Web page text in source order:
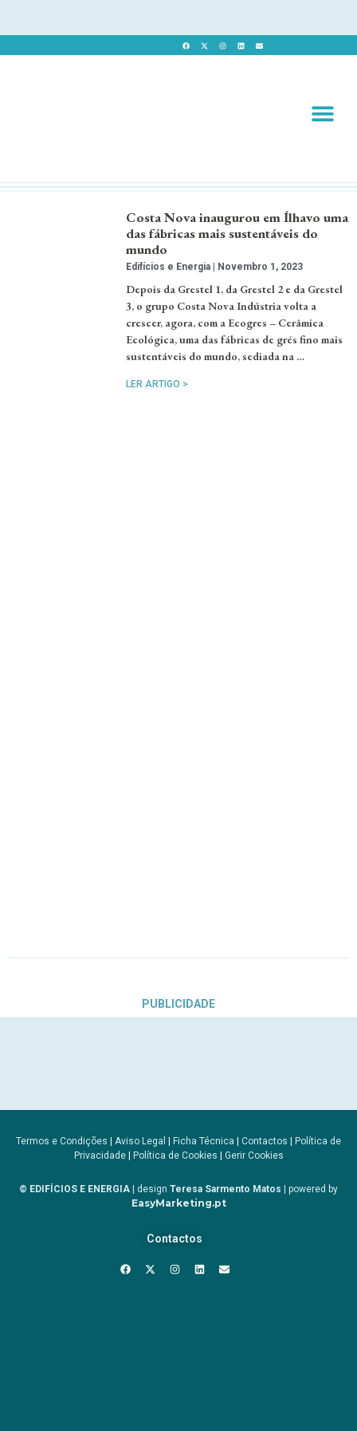
Costa Nova inaugurou em Ílhavo uma
das fábricas mais sustentáveis do
mundo
Edifícios e Energia Novembro 1, 2023
Depois da Grestel 1, da Grestel 2 e da Grestel
3, o grupo Costa Nova Indústria volta a
crescer, agora, com a Ecogres – Cerâmica
Ecológica, uma das fábricas de grés fino mais
sustentáveis do mundo, sediada na …
LER ARTIGO >
PUBLICIDADE
Termos e Condições | Aviso Legal | Ficha Técnica | Contactos | Política de
Privacidade| Política de Cookies | Gerir Cookies
© EDIFÍCIOS E ENERGIA | design Teresa Sarmento Matos | powered by
EasyMarketing.pt
Contactos